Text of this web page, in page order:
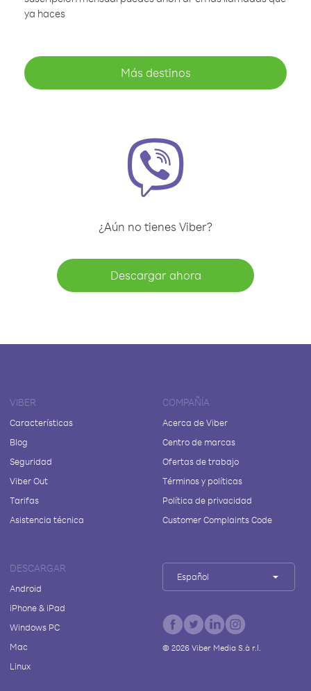
ya haces
Más destinos
¿Aún no tienes Viber?
Descargar ahora
VIBER
Características
Blog
Seguridad
Viber Out
Tarifas
Asistencia técnica
COMPAÑÍA
Acerca de Viber
Centro de marcas
Ofertas de trabajo
Términos y políticas
Política de privacidad
Customer Complaints Code
DESCARGAR
Android
iPhone & iPad
Windows PC
Mac
Linux
Español
© 2026Viber Media S.à r.l.